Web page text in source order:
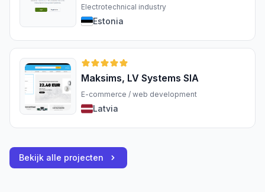
Electrotechnical industry
Estonia
Maksims, LV Systems SIA
E-commerce / web development
Latvia
Bekijk alle projecten